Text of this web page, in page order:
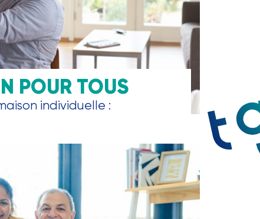
POUR TOUS
individuelle :